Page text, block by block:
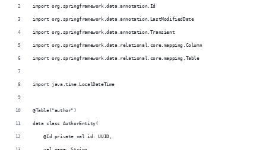
import org.springframework.data.annotation.Id
import org.springframework.data.annotation.LastModifiedDate
import org.springframework.data.annotation.Transient
import org.springframework.data.relational.core.mapping.Column
import org.springframework.data.relational.core.mapping.Table
import java.time.LocalDateTime
@Table("author")
data class AuthorEntity(
    @Id private val id: UUID,